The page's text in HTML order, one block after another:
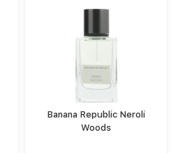
Banana Republic Neroli
Woods